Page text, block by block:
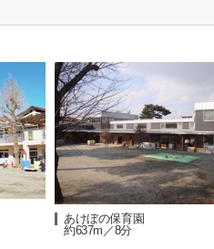
あけぼの保育園
約637m／8分